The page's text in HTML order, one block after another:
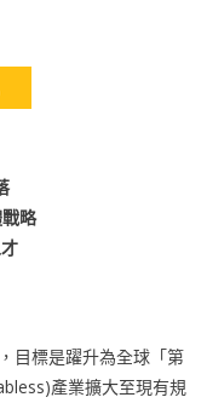
略
目標是躍升為全球「第
產業擴大至現有規